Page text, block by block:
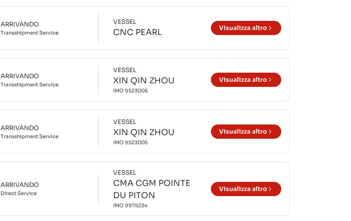
ARRIVANDO
TransshipmentService
VESSEL
CNC PEARL Visualizza altro
ARRIVANDO
TransshipmentService
VESSEL
XIN QIN ZHOU
IMO 9523005
Visualizza altro
ARRIVANDO
TransshipmentService
VESSEL
XIN QIN ZHOU
IMO 9523005
Visualizza altro
ARRIVANDO
DirectService
VESSEL
CMA CGM POINTE
DU PITON
IMO 9975234
Visualizza altro